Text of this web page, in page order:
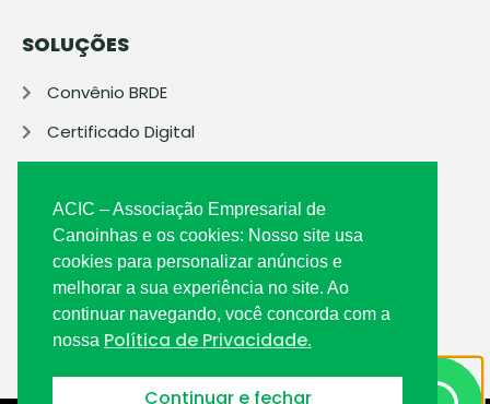
SOLUÇÕES
Convênio BRDE
Certificado Digital
Boa Vista SCPC
Printe
Protesto Expresso
Unimed
ACIC – Associação Empresarial de
Canoinhas e os cookies: Nosso site usa
cookies para personalizar anúncios e
melhorar a sua experiência no site. Ao
continuar navegando, você concorda com a
nossa Política de Privacidade.
Continuar e fechar